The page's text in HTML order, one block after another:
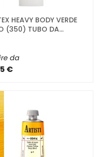
HEAVY BODY VERDE
(350) TUBO DA...
da
€